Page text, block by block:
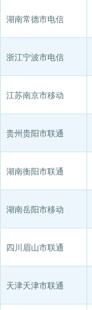
湖南常德市电信
浙江宁波市电信
江苏南京市移动
贵州贵阳市联通
湖南衡阳市联通
湖南岳阳市移动
四川眉山市联通
天津天津市联通